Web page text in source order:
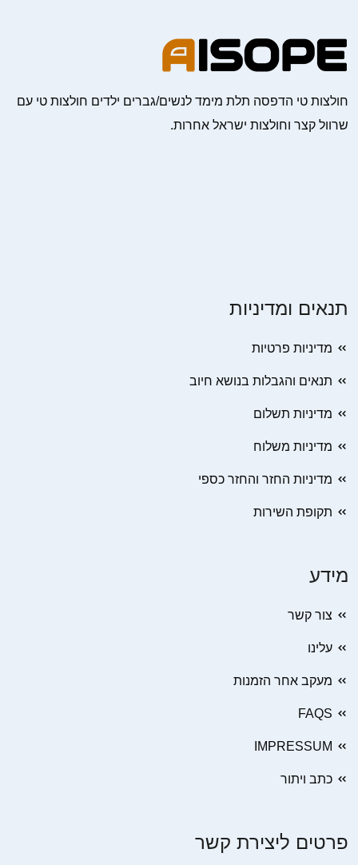
חולצות טי הדפסה תלת מימד לנשים/גברים ילדים חולצות טי עם
שרוול קצר וחולצות ישראל אחרות.
תנאים ומדיניות
מדיניות פרטיות
תנאים והגבלות בנושא חיוב
מדיניות תשלום
מדיניות משלוח
מדיניות החזר והחזר כספי
תקופת השירות
מידע
צור קשר
עלינו
מעקב אחר הזמנות
FAQS
IMPRESSUM
כתב ויתור
פרטים ליצירת קשר